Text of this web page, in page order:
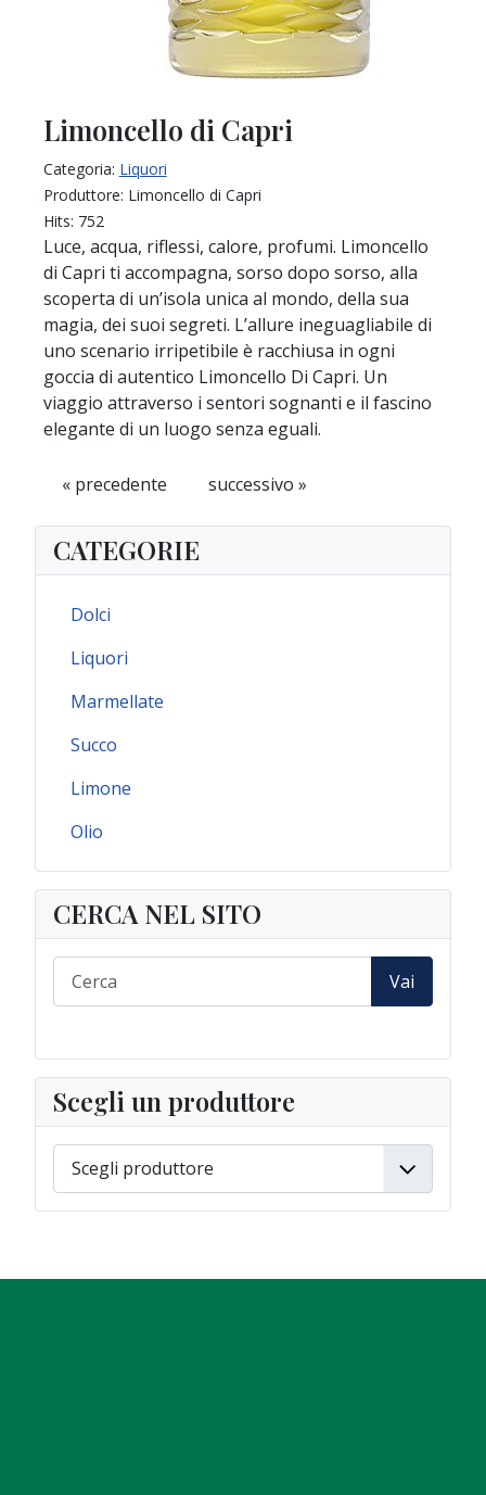
Limoncello di Capri
Categoria: Liquori
Produttore: Limoncello di Capri
Hits: 752
Luce, acqua, riflessi, calore, profumi. Limoncello
di Capri ti accompagna, sorso dopo sorso, alla
scoperta di un’isola unica al mondo, della sua
magia, dei suoi segreti. L’allure ineguagliabile di
uno scenario irripetibile è racchiusa in ogni
goccia di autentico Limoncello Di Capri. Un
viaggio attraverso i sentori sognanti e il fascino
elegante di un luogo senza eguali.
« precedente successivo »
CATEGORIE
Dolci
Liquori
Marmellate
Succo
Limone
Olio
CERCA NEL SITO
Vai
Scegli un produttore